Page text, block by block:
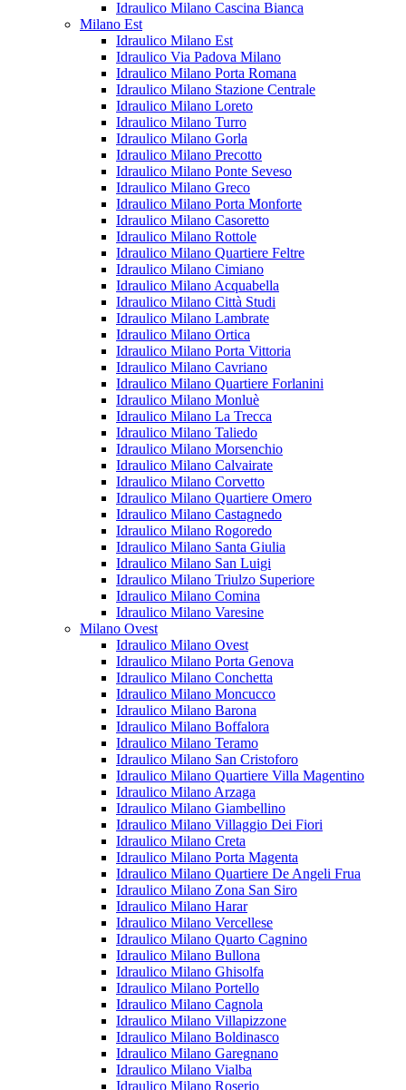
Idraulico Milano Cascina Bianca
Milano Est
Idraulico Milano Est
Idraulico Via Padova Milano
Idraulico Milano Porta Romana
Idraulico Milano Stazione Centrale
Idraulico Milano Loreto
Idraulico Milano Turro
Idraulico Milano Gorla
Idraulico Milano Precotto
Idraulico Milano Ponte Seveso
Idraulico Milano Greco
Idraulico Milano Porta Monforte
Idraulico Milano Casoretto
Idraulico Milano Rottole
Idraulico Milano Quartiere Feltre
Idraulico Milano Cimiano
Idraulico Milano Acquabella
Idraulico Milano Città Studi
Idraulico Milano Lambrate
Idraulico Milano Ortica
Idraulico Milano Porta Vittoria
Idraulico Milano Cavriano
Idraulico Milano Quartiere Forlanini
Idraulico Milano Monluè
Idraulico Milano La Trecca
Idraulico Milano Taliedo
Idraulico Milano Morsenchio
Idraulico Milano Calvairate
Idraulico Milano Corvetto
Idraulico Milano Quartiere Omero
Idraulico Milano Castagnedo
Idraulico Milano Rogoredo
Idraulico Milano Santa Giulia
Idraulico Milano San Luigi
Idraulico Milano Triulzo Superiore
Idraulico Milano Comina
Idraulico Milano Varesine
Milano Ovest
Idraulico Milano Ovest
Idraulico Milano Porta Genova
Idraulico Milano Conchetta
Idraulico Milano Moncucco
Idraulico Milano Barona
Idraulico Milano Boffalora
Idraulico Milano Teramo
Idraulico Milano San Cristoforo
Idraulico Milano Quartiere Villa Magentino
Idraulico Milano Arzaga
Idraulico Milano Giambellino
Idraulico Milano Villaggio Dei Fiori
Idraulico Milano Creta
Idraulico Milano Porta Magenta
Idraulico Milano Quartiere De Angeli Frua
Idraulico Milano Zona San Siro
Idraulico Milano Harar
Idraulico Milano Vercellese
Idraulico Milano Quarto Cagnino
Idraulico Milano Bullona
Idraulico Milano Ghisolfa
Idraulico Milano Portello
Idraulico Milano Cagnola
Idraulico Milano Villapizzone
Idraulico Milano Boldinasco
Idraulico Milano Garegnano
Idraulico Milano Vialba
Idraulico Milano Roserio